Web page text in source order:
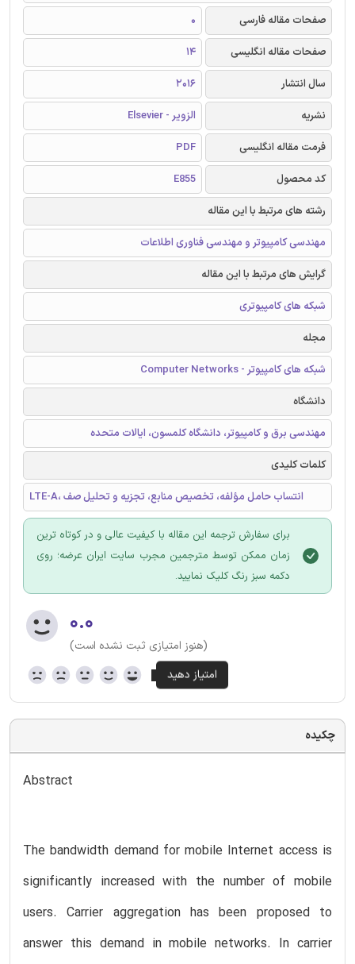
صفحات مقاله فارسی
0
صفحات مقاله انگلیسی
14
سال انتشار
2016
نشریه
الزویر - Elsevier
فرمت مقاله انگلیسی
PDF
کد محصول
E855
رشته های مرتبط با این مقاله
مهندسی کامپیوتر و مهندسی فناوری اطلاعات
گرایش های مرتبط با این مقاله
شبکه های کامپیوتری
مجله
شبکه های کامپیوتر - Computer Networks
دانشگاه
مهندسی برق و کامپیوتر، دانشگاه کلمسون، ایالات متحده
کلمات کلیدی
LTE-A، انتساب حامل مؤلفه، تخصیص منابع، تجزیه و تحلیل صف
برای سفارش ترجمه این مقاله با کیفیت عالی و در کوتاه ترین
زمان ممکن توسط مترجمین مجرب سایت ایران عرضه؛ روی
دکمه سبز رنگ کلیک نمایید.
۰.۰
(هنوز امتیازی ثبت نشده است)
چکیده
Abstract
The bandwidth demand for mobile Internet access is
significantly increased with the number of mobile
users. Carrier aggregation has been proposed to
answer this demand in mobile networks. In carrier